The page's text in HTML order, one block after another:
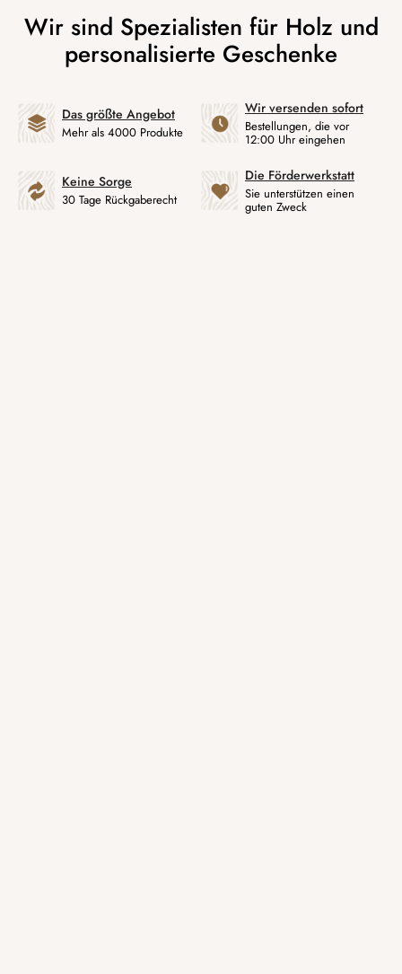
Das größte Angebot
Mehr als 4000 Produkte
Wir versenden sofort
Bestellungen, die vor
12:00 Uhr eingehen
Keine Sorge
30 Tage Rückgaberecht
Die Förderwerkstatt
Sie unterstützen einen
guten Zweck